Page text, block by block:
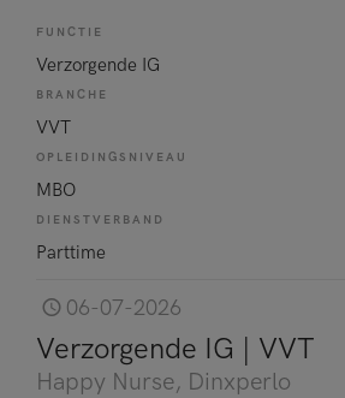
FUNCTIE
Verzorgende IG
BRANCHE
VVT
OPLEIDINGSNIVEAU
MBO
DIENSTVERBAND
Parttime
06-07-2026
Verzorgende IG | VVT
Happy Nurse, Dinxperlo